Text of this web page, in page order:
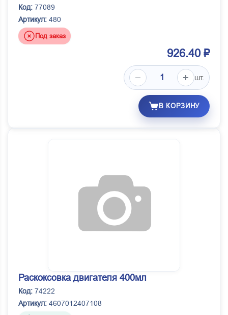
Код: 77089
Артикул: 480
Под заказ
926.40 ₽
шт.
В КОРЗИНУ
Раскоксовка двигателя 400мл
Код: 74222
Артикул: 4607012407108